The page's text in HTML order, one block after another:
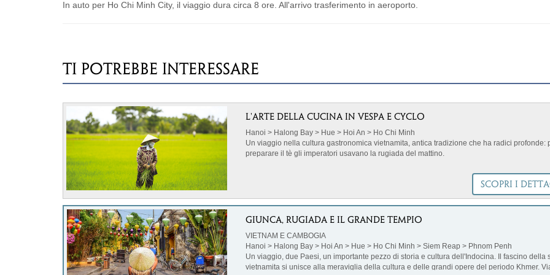
In auto per Ho Chi Minh City, il viaggio dura circa 8 ore. All'arrivo trasferimento in aeroporto.
TI POTREBBE INTERESSARE
L'ARTE DELLA CUCINA IN VESPA E CYCLO
Hanoi > Halong Bay > Hue > Hoi An > Ho Chi Minh
Un viaggio nella cultura gastronomica vietnamita, antica tradizione che ha radici profonde:
preparare il tè gli imperatori usavano la rugiada del mattino.
.immagine-sinistra { float: left; /* Allinea l'immagine a sinistra */ margin-right: 18px; /*
spazio a destra dell'immagine */ margin-bottom: 5px; /* Aggiunge spazio sotto l'immagine */
Selezioniamo partner che condividono con Mappamondo valori, scelte di prodotto e
concrete di responsabilità sociale. Ci avvaliamo della collaborazione di un fornitore Travelife
Partner, un riconoscimento che attesta l'impegno costante nell'organizzazione di itinerari di
viaggio sostenibili in linea con l'Agenda 2030 delle Nazioni Unite. In questo tour si adottano
accortezze per limitare il consumo di acqua, energia, combustibili fossili, carta e plastica.
organizziamo visite in aree con ecosistemi fragili, supportiamo l'economia delle comunità
Vietnam sosteniamo Keep Vietnam Clean, un'associazione impegnata nella tutela e
SCOPRI I
GIUNCA, RUGIADA E IL GRANDE TEMPIO
VIETNAM E CAMBOGIA
Hanoi > Halong Bay > Hoi An > Hue > Ho Chi Minh > Siem Reap > Phnom Penh
Un viaggio, due Paesi, un importante pezzo di storia e cultura dell'Indocina. Il fascino della
vietnamita si unisce alla meraviglia della cultura e delle grandi opere del periodo Khmer.